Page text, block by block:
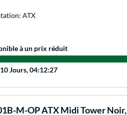
ATX
à un prix réduit
10 Jours, 04:12:27
M-OP ATX Midi Tower Noir,